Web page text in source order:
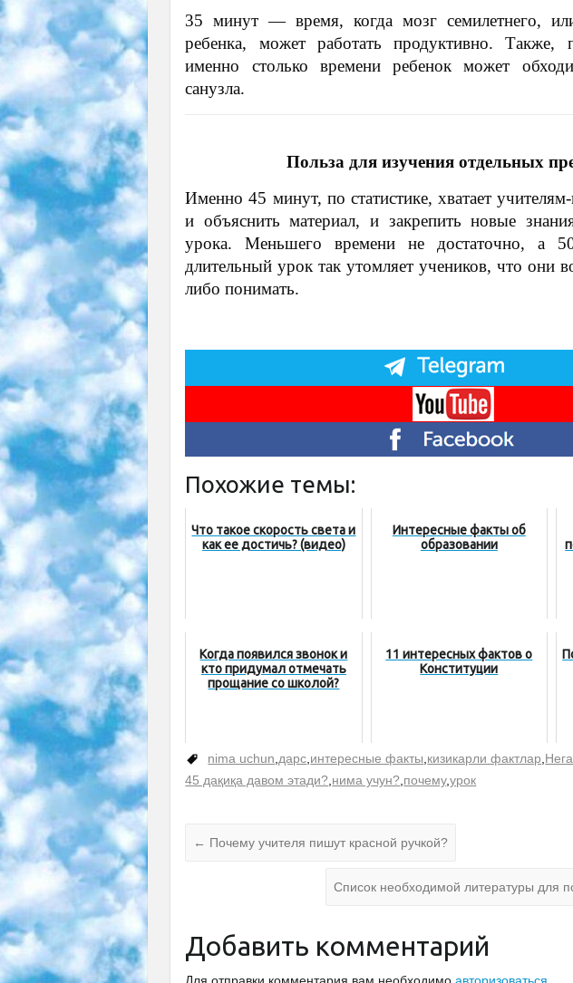
35 минут — время, когда мозг семилетнего,
ребенка, может работать продуктивно.
именно столько времени ребенок может
санузла.
Польза для изучения отдельных
Именно 45 минут, по статистике, хватает
и объяснить материал, и закрепить новые
урока. Меньшего времени не достаточно, а
длительный урок так утомляет учеников, что они
либо понимать.
Похожие темы:
Что такое скорость света и
как ее достичь? (видео)
Интересные факты об
образовании
Когда появился звонок и
кто придумал отмечать
прощание со школой?
11 интересных фактов о
Конституции
nima uchun дарс интересные факты кизикарли фактлар
45 дақиқа давом этади? нима учун? почему,урок
← Почему учителя пишут красной ручкой?
Список необходимой литературы для
Добавить комментарий